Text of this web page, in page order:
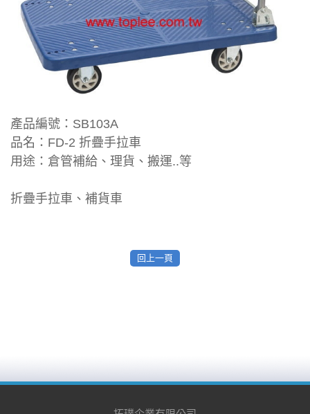
產品編號：SB103A
品名：FD-2 折疊手拉車
用途：倉管補給、理貨、搬運..等
折疊手拉車、補貨車
回上一頁